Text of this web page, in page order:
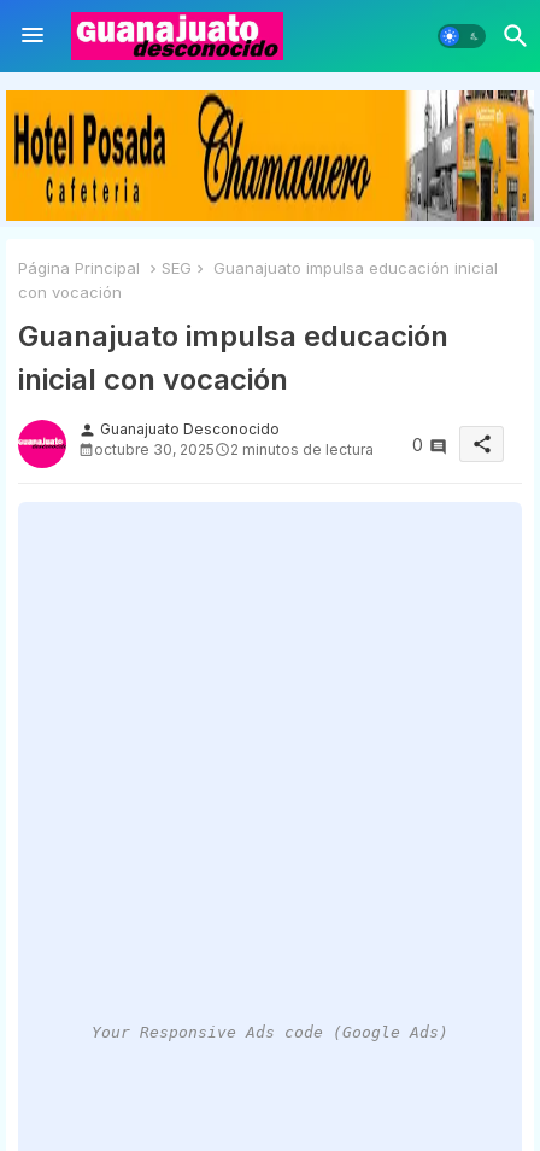
Página Principal SEG
Guanajuato impulsa educación inicial
con vocación
Guanajuato impulsa educación
inicial con vocación
person Guanajuato Desconocido
octubre 30, 2025
2 minutos de lectura 0 share
Your Responsive Ads code (Google Ads)